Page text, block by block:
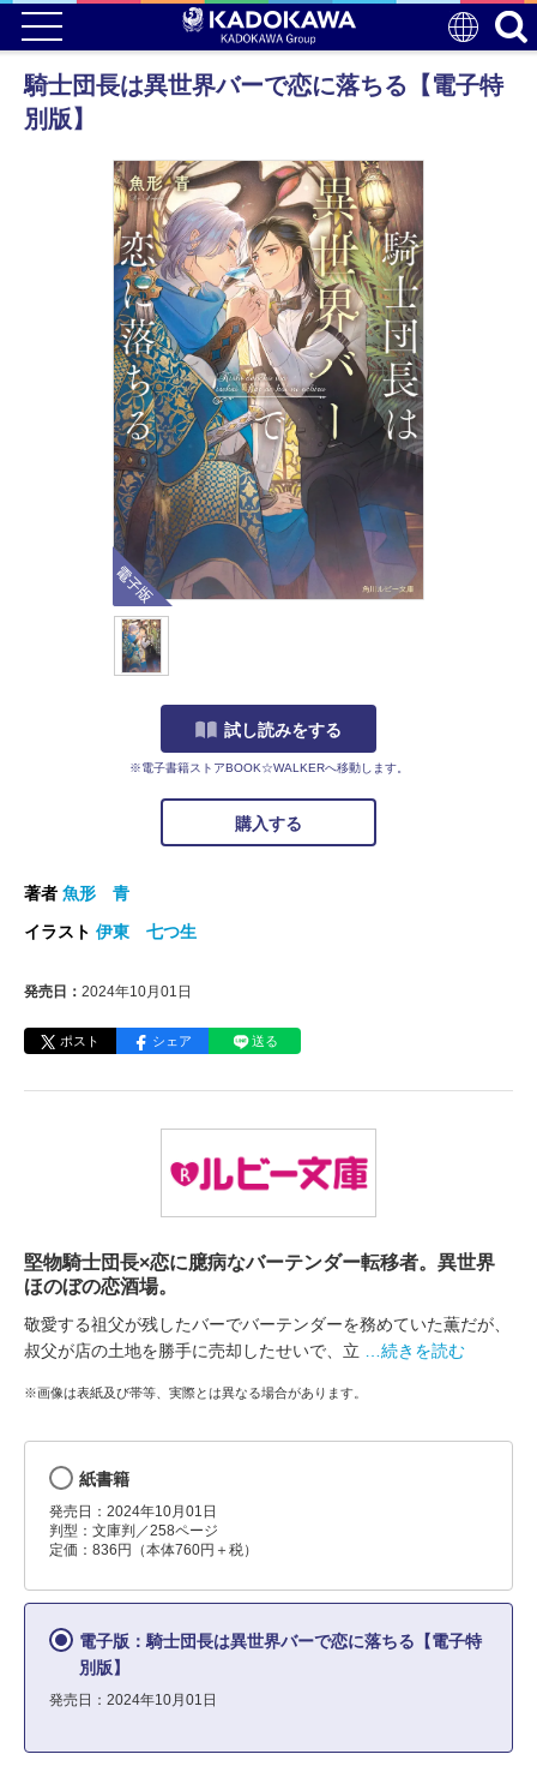
騎士団長は異世界バーで恋に落ちる【電子特
別版】
電子版
試し読みをする
※電子書籍ストアBOOK☆WALKERへ移動します。
購入する
著者 魚形 青
イラスト 伊東 七つ生
発売日： 2024年10月01日
ポスト シェア 送る
堅物騎士団長×恋に臆病なバーテンダー転移者。異世界
ほのぼの恋酒場。
敬愛する祖父が残したバーでバーテンダーを務めていた薫だが、
叔父が店の土地を勝手に売却したせいで、立
…続きを読む
※画像は表紙及び帯等、実際とは異なる場合があります。
紙書籍
発売日：2024年10月01日
判型：文庫判／258ページ
定価：836円（本体760円＋税）
電子版：騎士団長は異世界バーで恋に落ちる【電子特
別版】
発売日：2024年10月01日